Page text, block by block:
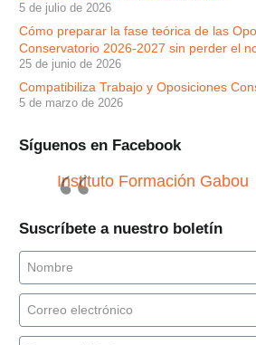
5 de julio de 2026
Cómo preparar la fase teórica de las
Conservatorio 2026-2027 sin perder el
25 de junio de 2026
Compatibiliza Trabajo y Oposiciones
5 de marzo de 2026
Síguenos en Facebook
Instituto Formación Gabou
Suscríbete a nuestro boletín